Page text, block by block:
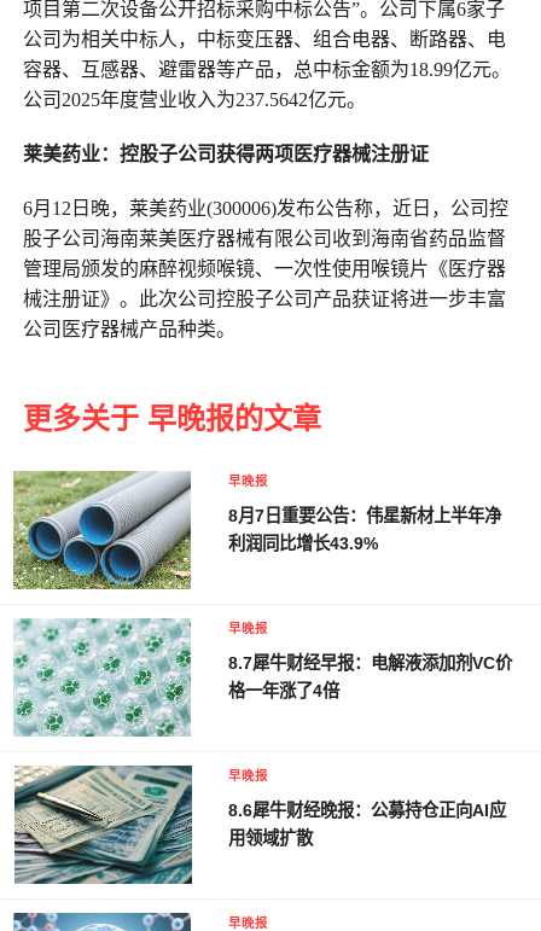
项目第二次设备公开招标采购中标公告”。公司下属6家子
公司为相关中标人，中标变压器、组合电器、断路器、电
容器、互感器、避雷器等产品，总中标金额为18.99亿元。
公司2025年度营业收入为237.5642亿元。
莱美药业：控股子公司获得两项医疗器械注册证
6月12日晚，莱美药业(300006)发布公告称，近日，公司控
股子公司海南莱美医疗器械有限公司收到海南省药品监督
管理局颁发的麻醉视频喉镜、一次性使用喉镜片《医疗器
械注册证》。此次公司控股子公司产品获证将进一步丰富
公司医疗器械产品种类。
更多关于 早晚报的文章
早晚报
8月7日重要公告：伟星新材上半年净
利润同比增长43.9%
早晚报
8.7犀牛财经早报：电解液添加剂VC价
格一年涨了4倍
早晚报
8.6犀牛财经晚报：公募持仓正向AI应
用领域扩散
早晚报